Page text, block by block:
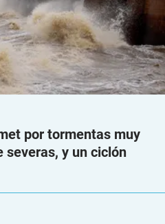
por tormentas muy
y un ciclón